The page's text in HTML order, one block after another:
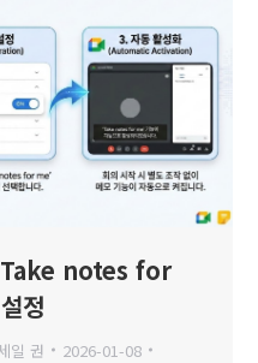
notes for
정
일 권
2026-01-08